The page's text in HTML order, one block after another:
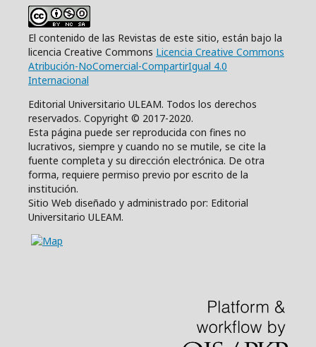
El contenido de las Revistas de este sitio, están bajo la
licencia Creative Commons Licencia Creative Commons
Atribución-NoComercial-CompartirIgual 4.0
Internacional
Editorial Universitario ULEAM. Todos los derechos
reservados. Copyright © 2017-2020.
Esta página puede ser reproducida con fines no
lucrativos, siempre y cuando no se mutile, se cite la
fuente completa y su dirección electrónica. De otra
forma, requiere permiso previo por escrito de la
institución.
Sitio Web diseñado y administrado por: Editorial
Universitario ULEAM.